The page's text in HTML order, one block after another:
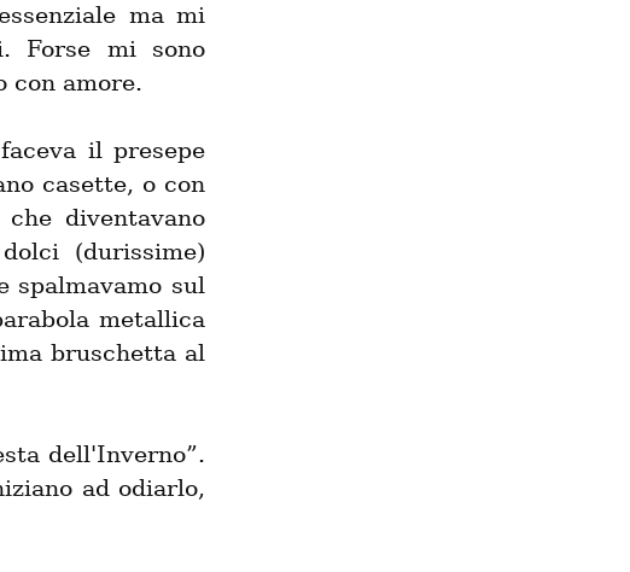
ma mi
Forse mi sono
con amore.
il presepe
casette, o con
diventavano
(durissime)
sul
metallica
bruschetta al
dell'Inverno”.
ad odiarlo,